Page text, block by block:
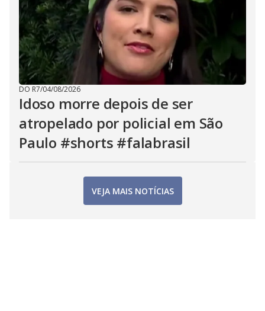
DO R7/04/08/2026
Idoso morre depois de ser
atropelado por policial em São
Paulo #shorts #falabrasil
VEJA MAIS NOTÍCIAS